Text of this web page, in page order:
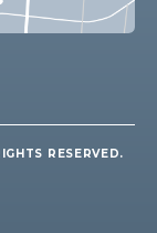
RESERVED.